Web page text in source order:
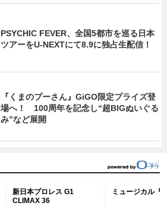
PSYCHIC FEVER、全国5都市を巡る日本
ツアーをU‐NEXTにて8.9に独占生配信！
『くまのプーさん』GiGO限定プライズ登
場へ！ 100周年を記念し“超BIGぬいぐる
み”など展開
新日本プロレス G1
CLIMAX 36
ミュージカル『